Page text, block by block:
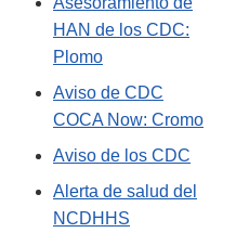
HAN de los CDC:
Plomo
Aviso de CDC
COCA Now: Cromo
Aviso de los CDC
Alerta de salud del
NCDHHS